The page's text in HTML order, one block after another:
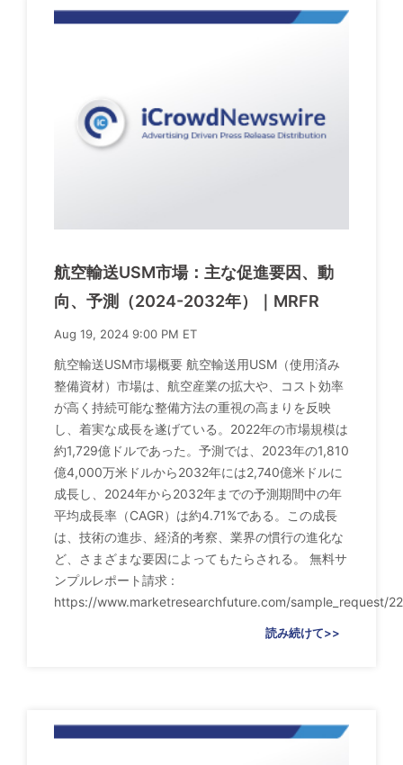
航空輸送USM市場：主な促進要因、動
向、予測（2024-2032年）｜MRFR
Aug 19, 2024 9:00 PM ET
航空輸送USM市場概要 航空輸送用USM（使用済み
整備資材）市場は、航空産業の拡大や、コスト効率
が高く持続可能な整備方法の重視の高まりを反映
し、着実な成長を遂げている。2022年の市場規模は
約1,729億ドルであった。予測では、2023年の1,810
億4,000万米ドルから2032年には2,740億米ドルに
成長し、2024年から2032年までの予測期間中の年
平均成長率（CAGR）は約4.71%である。この成長
は、技術の進歩、経済的考察、業界の慣行の進化な
ど、さまざまな要因によってもたらされる。 無料サ
ンプルレポート請求 :
https://www.marketresearchfuture.com/sample_request/
読み続けて>>